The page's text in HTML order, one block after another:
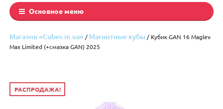
Основное меню
Магазин «Cubes.in.ua» / Магнитные кубы / Кубик GAN 16 Maglev
Max Limited (+смазка GAN) 2025
РАСПРОДАЖА!